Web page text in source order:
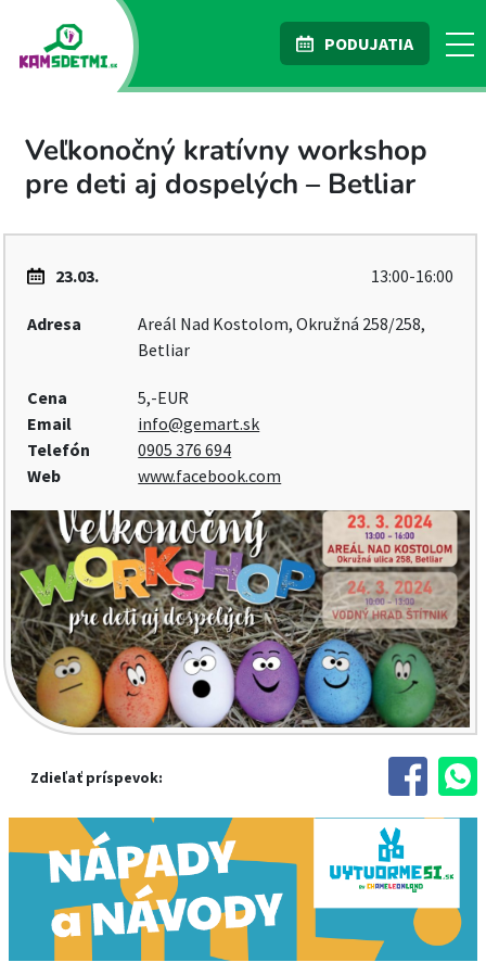
PODUJATIA
Veľkonočný kratívny workshop
pre deti aj dospelých – Betliar
23.03. 13:00-16:00
Adresa
Areál Nad Kostolom, Okružná 258/258,
Betliar
Cena
5,-EUR
Email
info@gemart.sk
Telefón
0905 376 694
Web
www.facebook.com
Zdieľať príspevok: